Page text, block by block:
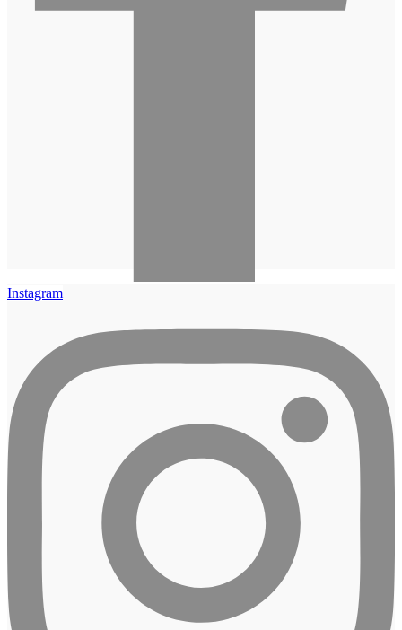
Instagram